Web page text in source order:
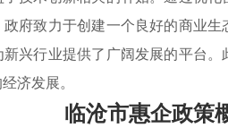
府致力于创建一个良好的商业
兴行业提供了广阔发展的平台
济发展。
临沧市惠企政策